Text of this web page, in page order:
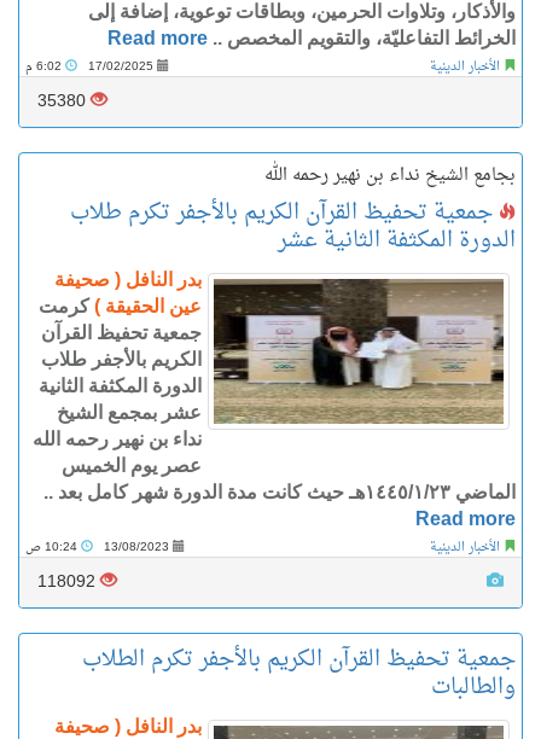
والأذكار، وتلاوات الحرمين، وبطاقات توعوية، إضافة إلى
الخرائط التفاعليّة، والتقويم المخصص .. Read more
الأخبار الدينية 17/02/2025
35380
بجامع الشيخ نداء بن نهير رحمه الله
جمعية تحفيظ القرآن الكريم بالأجفر تكرم طلاب
الدورة المكثفة الثانية عشر
بدر النافل ( صحيفة
عين الحقيقة )كرمت
جمعية تحفيظ القرآن
الكريم بالأجفر طلاب
الدورة المكثفة الثانية
عشر بمجمع الشيخ
نداء بن نهير رحمه الله
عصر يوم الخميس
الماضي ١٤٤٥/١/٢٣هـ حيث كانت مدة الدورة شهر كامل بعد ..
Read more
الأخبار الدينية 13/08/2023
118092
جمعية تحفيظ القرآن الكريم بالأجفر تكرم الطلاب
والطالبات
بدر النافل ( صحيفة